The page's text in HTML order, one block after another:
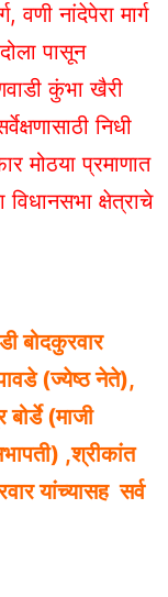
वणी नांदेपेरा मार्ग
पासून
कुंभा खैरी
निधी
मोठया प्रमाणात
क्षेत्राचे
बोदकुरवार
(ज्येष्ठ नेते),
(माजी
,श्रीकांत
यांच्यासह सर्व